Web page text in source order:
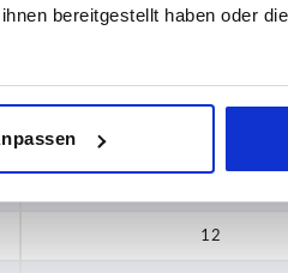
bereitgestellt haben oder
12
12